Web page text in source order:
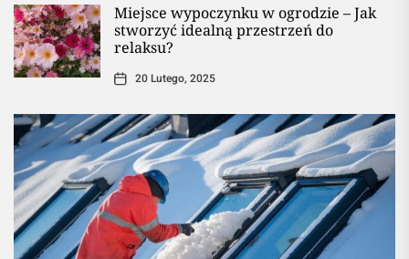
Miejsce wypoczynku w ogrodzie – Jak
stworzyć idealną przestrzeń do
relaksu?
20 Lutego, 2025